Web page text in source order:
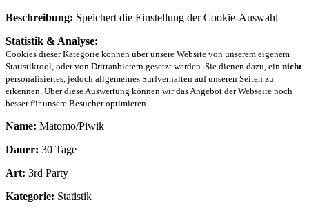
Beschreibung: Speichert die Einstellung der Cookie-Auswahl
Statistik & Analyse:
Cookies dieser Kategorie können über unsere Website von unserem eigenem
Statistiktool, oder von Drittanbietern gesetzt werden. Sie dienen dazu, ein nicht
personalisiertes, jedoch allgemeines Surfverhalten auf unseren Seiten zu
erkennen. Über diese Auswertung können wir das Angebot der Webseite noch
besser für unsere Besucher optimieren.
Name: Matomo/Piwik
Dauer: 30 Tage
Art: 3rd Party
Kategorie: Statistik